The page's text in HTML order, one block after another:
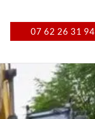
07 62 26 31 94